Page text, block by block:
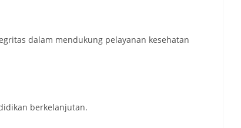
dalam mendukung pelayanan kesehatan
berkelanjutan.